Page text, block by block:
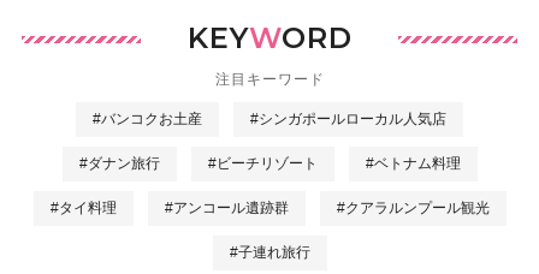
KEYWORD
注目キーワード
#バンコクお土産 #シンガポールローカル人気店
#ダナン旅行 #ビーチリゾート #ベトナム料理
#タイ料理 #アンコール遺跡群 #クアラルンプール観光
#子連れ旅行